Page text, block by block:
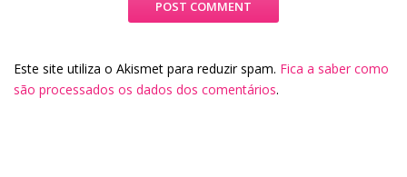
Este site utiliza o Akismet para reduzir spam. Fica a saber como
são processados os dados dos comentários.